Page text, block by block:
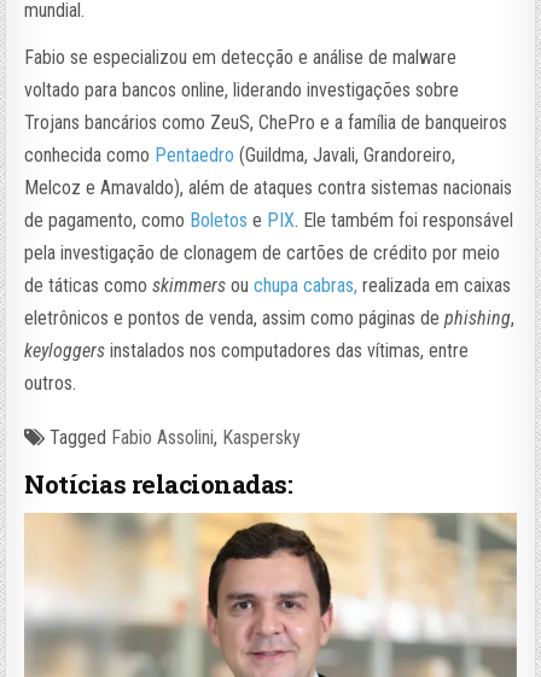
mundial.
Fabio se especializou em detecção e análise de malware
voltado para bancos online, liderando investigações sobre
Trojans bancários como ZeuS, ChePro e a família de banqueiros
conhecida como Pentaedro (Guildma, Javali, Grandoreiro,
Melcoz e Amavaldo), além de ataques contra sistemas nacionais
de pagamento, como Boletos e PIX. Ele também foi responsável
pela investigação de clonagem de cartões de crédito por meio
de táticas comoskimmers ouchupa cabras, realizada em caixas
eletrônicos e pontos de venda, assim como páginas de phishing,
keyloggers instalados nos computadores das vítimas, entre
outros.
Tagged Fabio Assolini, Kaspersky
Notícias relacionadas: